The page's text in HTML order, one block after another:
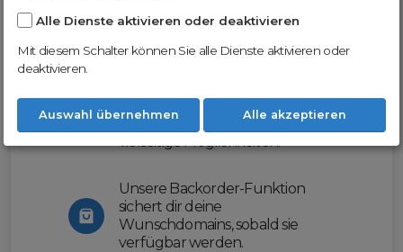
Nutze unsere Erfahrung und profitiere
erleichtern wir dir den
Domainhandel und bieten dir
vielseitige Möglichkeiten.
Unsere Backorder-Funktion
sichert dir deine
Wunschdomains, sobald sie
verfügbar werden.
Alle Dienste aktivieren oder deaktivieren
Mit diesem Schalter können Sie alle Dienste aktivieren oder
deaktivieren.
Auswahl übernehmen Alle akzeptieren